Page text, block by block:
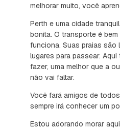
melhorar muito, você
Perth e uma cidade
bonita. O transporte é
funciona. Suas praias são
lugares para passear.
fazer, uma melhor que a
não vai faltar.
Você fará amigos de
sempre irá conhecer um
Estou adorando morar